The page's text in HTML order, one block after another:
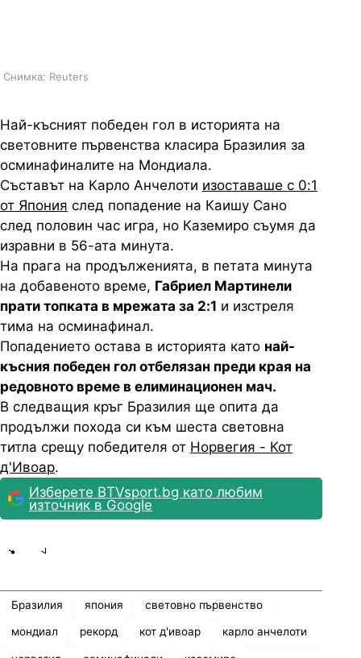
Снимка: Reuters
Най-късният победен гол в историята на
световните първенства класира Бразилия за
осминафиналите на Мондиала.
Съставът на Карло Анчелоти изоставаше с 0:1
от Япония след попадение на Каишу Сано
след половин час игра, но Каземиро съумя да
изравни в 56-ата минута.
На прага на продълженията, в петата минута
на добавеното време, Габриел Мартинели
прати топката в мрежата за 2:1 и изстреля
тима на осминафинал.
Попадението остава в историята като най-
късния победен гол отбелязан преди края на
редовното време в елиминационен мач.
В следващия кръг Бразилия ще опита да
продължи похода си към шеста световна
титла срещу победителя от Норвегия - Кот
д'Ивоар.
Изберете BTVsport.bg като любим
източник в Google
Бразилия япония световно първенство
мондиал рекорд кот д'ивоар карло анчелоти